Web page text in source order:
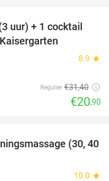
33%
uur) + 1 cocktail
8.9 star
Regulier €31,40
€20,90
60%
(30, 40
10.0 star